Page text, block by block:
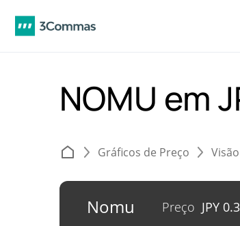
NOMU em
Gráficos de Preço
Nomu Preço JPY